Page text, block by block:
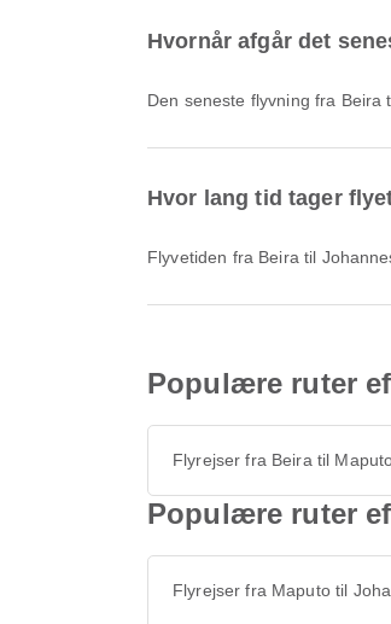
Hvornår afgår det
Den seneste flyvning fra
Hvor lang tid tager
Flyvetiden fra Beira til
Populære ruter
Flyrejser fra Beira til
Populære ruter
Flyrejser fra Maputo til